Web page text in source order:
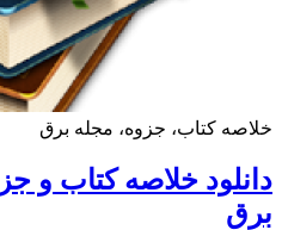
کتاب، جزوه، مجله برق
خلاصه کتاب و